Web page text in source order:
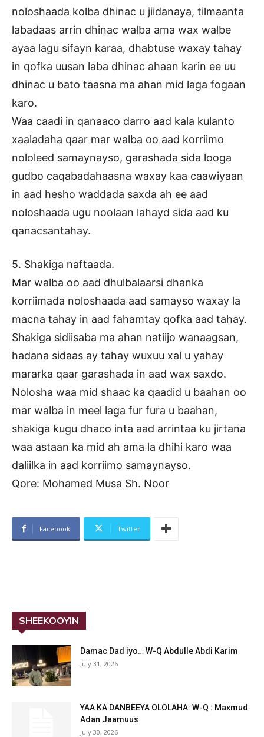
noloshaada kolba dhinac u jiidanaya, tilmaanta
labadaas arrin dhinac walba ama wax walbe
ayaa lagu sifayn karaa, dhabtuse waxay tahay
in qofka uusan laba dhinac ahaan karin ee uu
dhinac u bato taasna ma ahan mid laga fogaan
karo.
Waa caadi in qanaaco darro aad kala kulanto
xaaladaha qaar mar walba oo aad korriimo
nololeed samaynayso, garashada sida looga
gudbo caqabadahaasna waxay kaa caawiyaan
in aad hesho waddada saxda ah ee aad
noloshaada ugu noolaan lahayd sida aad ku
qanacsantahay.
5. Shakiga naftaada.
Mar walba oo aad dhulbalaarsi dhanka
korriimada noloshaada aad samayso waxay la
macna tahay in aad fahamtay qofka aad tahay.
Shakiga sidiisaba ma ahan natiijo wanaagsan,
hadana sidaas ay tahay wuxuu xal u yahay
mararka qaar garashada in aad wax saxdo.
Nolosha waa mid shaac ka qaadid u baahan oo
mar walba in meel laga fur fura u baahan,
shakiga kugu dhaco inta aad arrintaa ku jirtana
waa astaan ka mid ah ama la dhihi karo waa
daliilka in aad korriimo samaynayso.
Qore: Mohamed Musa Sh. Noor
Facebook Twitter
SHEEKOOYIN
Damac Dad iyo… W-Q Abdulle Abdi Karim
July 31, 2026
YAA KA DANBEEYA OLOLAHA: W-Q : Maxmud
Adan Jaamuus
July 30, 2026